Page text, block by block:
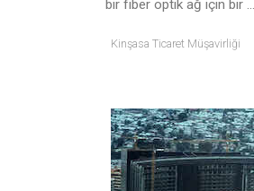
bir fiber optik ağ için bir ...
Kinşasa Ticaret Müşavirliği